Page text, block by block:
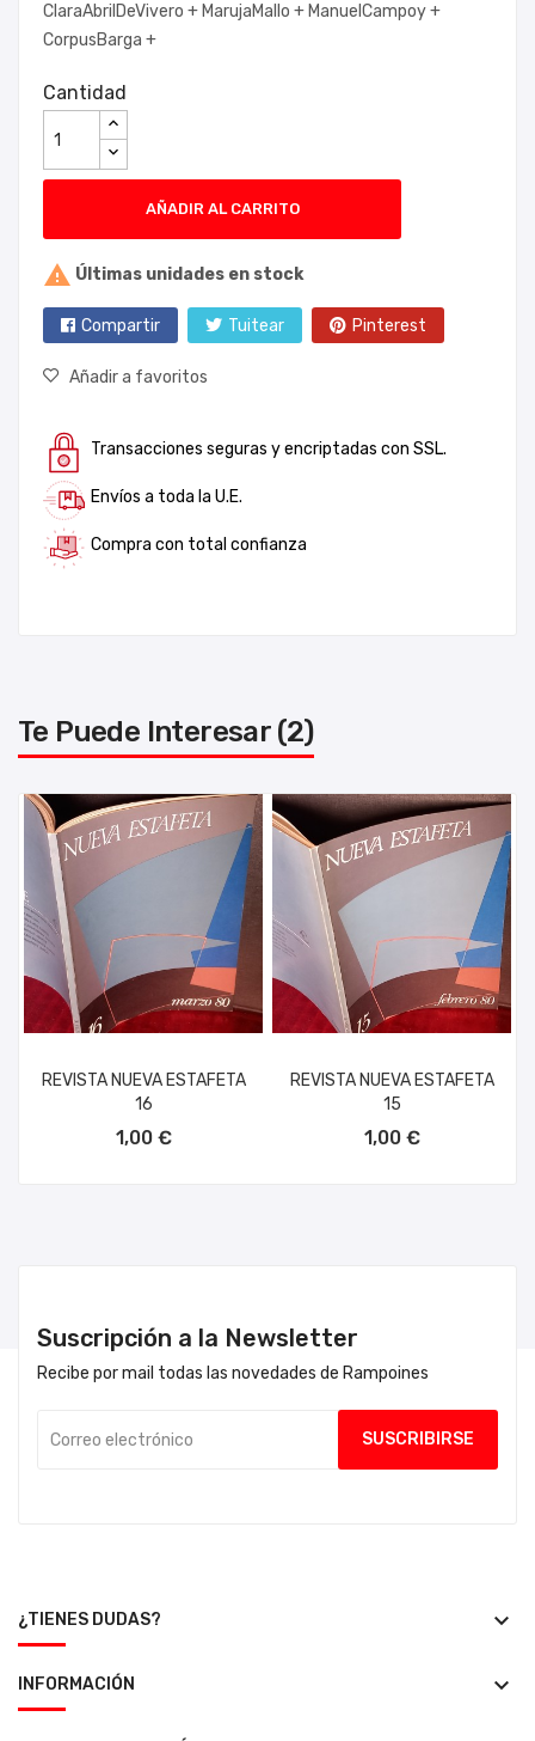
ClaraAbrilDeVivero + MarujaMallo + ManuelCampoy +
CorpusBarga +
Cantidad
AÑADIR AL CARRITO
 Últimas unidades en stock
Compartir Tuitear Pinterest
Añadir a favoritos
Transacciones seguras y encriptadas con SSL.
Envíos a toda la U.E.
Compra con total confianza
Te Puede Interesar (2)
REVISTA NUEVA ESTAFETA
16
1,00 €
REVISTA NUEVA ESTAFETA
15
1,00 €
Suscripción a la Newsletter
Recibe por mail todas las novedades de Rampoines
¿TIENES DUDAS? keyboard_arrow_down
INFORMACIÓN keyboard_arrow_down